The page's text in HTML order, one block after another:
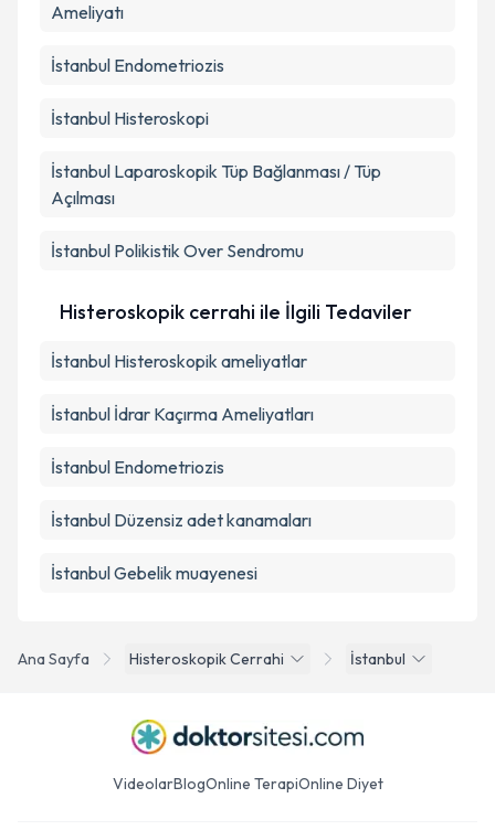
Ana Sayfa Histeroskopik Cerrahi İstanbul
Ameliyatı
İstanbul Endometriozis
İstanbul Histeroskopi
İstanbul Laparoskopik Tüp Bağlanması / Tüp
Açılması
İstanbul Polikistik Over Sendromu
Histeroskopik cerrahi ile İlgili Tedaviler
İstanbul Histeroskopik ameliyatlar
İstanbul İdrar Kaçırma Ameliyatları
İstanbul Endometriozis
İstanbul Düzensiz adet kanamaları
İstanbul Gebelik muayenesi
VideolarBlogOnline TerapiOnline Diyet